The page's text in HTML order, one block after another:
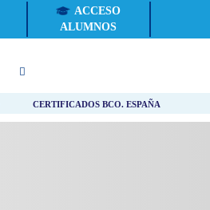
ACCESO
ALUMNOS
CERTIFICADOS BCO. ESPAÑA